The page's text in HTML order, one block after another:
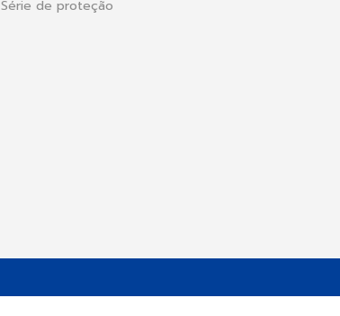
Série de proteção